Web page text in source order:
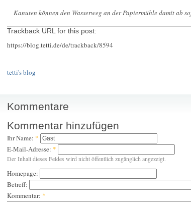
Kanuten können den Wasserweg an der Papiermühle damit ab
Trackback URL for this post:
https://blog.tetti.de/de/trackback/8594
tetti's blog
Kommentare
Kommentar hinzufügen
Ihr Name: *
E-Mail-Adresse: *
Der Inhalt dieses Feldes wird nicht öffentlich zugänglich angezeigt.
Homepage:
Betreff:
Kommentar: *